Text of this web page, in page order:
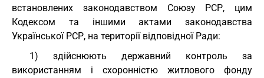
встановлених законодавством Союзу РСР, цим
Кодексом та іншими актами законодавства
Української РСР, на території відповідної Ради:
1) здійснюють державний контроль за
використанням і схоронністю житлового фонду